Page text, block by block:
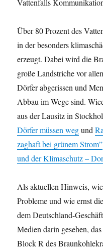
Über 80 Prozent des
in der besonders
erzeugt. Dabei wird die
große Landstriche vor
Dörfer abgerissen und
Abbau im Wege sind.
aus der Lausitz in
Dörfer müssen wegund
zaghaft bei grünem Strom”
und der Klimaschutz –
Als aktuellen Hinweis,
Probleme und wie ernst
dem Deutschland-
Medien darin gesehen,
Block R des